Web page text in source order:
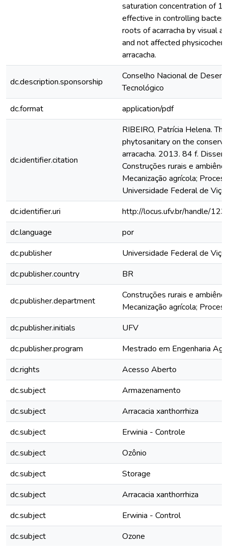
saturation concentration of
effective in controlling
roots of acarracha by visual
and not affected
arracacha.
dc.description.sponsorship
Conselho Nacional de
Tecnológico
dc.format
application/pdf
dc.identifier.citation
RIBEIRO, Patrícia Helena.
phytosanitary on the
arracacha. 2013. 84 f.
Construções rurais e
Mecanização agrícola;
Universidade Federal de
dc.identifier.uri
http://locus.ufv.br/handle/
dc.language
por
dc.publisher
Universidade Federal de
dc.publisher.country
BR
dc.publisher.department
Construções rurais e
Mecanização agrícola;
dc.publisher.initials
UFV
dc.publisher.program
Mestrado em Engenharia
dc.rights
Acesso Aberto
dc.subject
Armazenamento
dc.subject
Arracacia xanthorrhiza
dc.subject
Erwinia - Controle
dc.subject
Ozônio
dc.subject
Storage
dc.subject
Arracacia xanthorrhiza
dc.subject
Erwinia - Control
dc.subject
Ozone